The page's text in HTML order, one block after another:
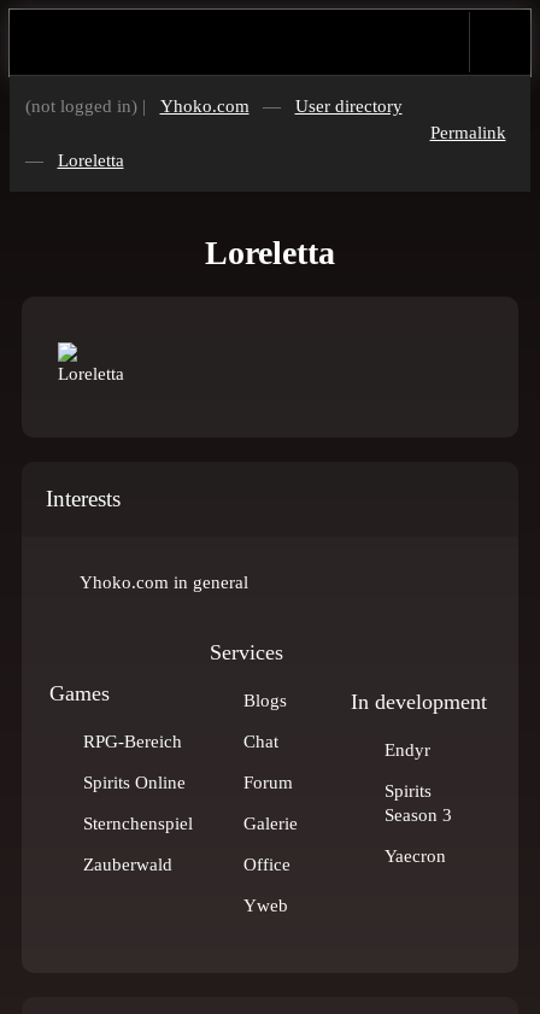
(not logged in) | Yhoko.com — User directory
— Loreletta
Permalink
Loreletta
Interests
Yhoko.com in general
Games
RPG-Bereich
Spirits Online
Sternchenspiel
Zauberwald
Services
Blogs
Chat
Forum
Galerie
Office
Yweb
In development
Endyr
Spirits
Season 3
Yaecron